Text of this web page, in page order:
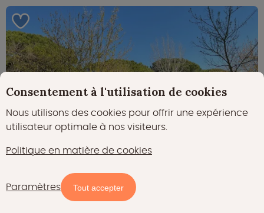
Carte
climatisation 34 ㎡ lave-vaisselle
Consentement à l'utilisation de cookies
Nous utilisons des cookies pour offrir une expérience
utilisateur optimale à nos visiteurs.
Politique en matière de cookies
Paramètres Tout accepter